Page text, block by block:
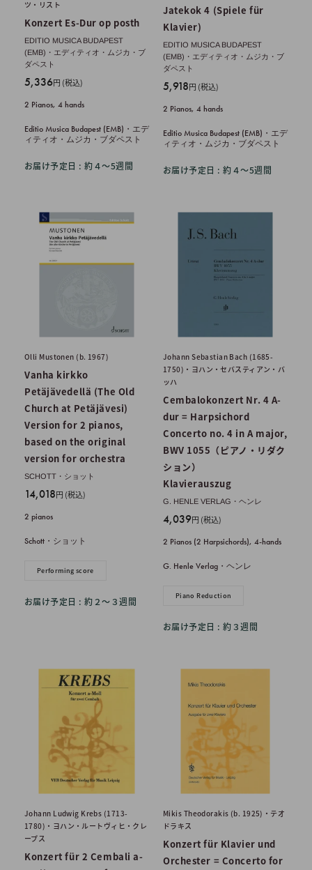
ツ・リスト
Konzert Es-Dur op posth
EDITIO MUSICA BUDAPEST
(EMB)・エディティオ・ムジカ・ブ
ダペスト
販
価
格
5,336円 (税込)
2 Pianos, 4 hands
Editio Musica Budapest (EMB)・エデ
ィティオ・ムジカ・ブダペスト
お届け予定日 : 約４〜5週間
Jatekok 4 (Spiele für
Klavier)
EDITIO MUSICA BUDAPEST
(EMB)・エディティオ・ムジカ・ブ
ダペスト
販
価
格
5,918円 (税込)
2 Pianos, 4 hands
Editio Musica Budapest (EMB)・エデ
ィティオ・ムジカ・ブダペスト
お届け予定日 : 約４〜5週間
Olli Mustonen (b. 1967)
Vanha kirkko
Petäjävedellä (The Old
Church at Petäjävesi)
Version for 2 pianos,
based on the original
version for orchestra
SCHOTT・ショット
販
価
格
14,018円 (税込)
2 pianos
Schott・ショット
Performing score
お届け予定日 : 約２〜３週間
Johann Sebastian Bach (1685-
1750)・ヨハン・セバスティアン・バ
ッハ
Cembalokonzert Nr. 4 A-
dur = Harpsichord
Concerto no. 4 in A major,
BWV 1055（ピアノ・リダク
ション）
Klavierauszug
G. HENLE VERLAG・ヘンレ
販
価
格
4,039円 (税込)
2 Pianos (2 Harpsichords), 4-hands
G. Henle Verlag・ヘンレ
Piano Reduction
お届け予定日 : 約３週間
Johann Ludwig Krebs (1713-
1780)・ヨハン・ルートヴィヒ・クレ
ープス
Konzert für 2 Cembali a-
Mikis Theodorakis (b. 1925)・テオ
ドラキス
Konzert für Klavier und
Orchester = Concerto for